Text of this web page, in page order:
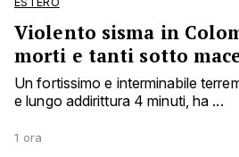
Violento sisma in
morti e tanti sotto
Un fortissimo e interminabile
e lungo addirittura 4 minuti, ha ...
1 ora